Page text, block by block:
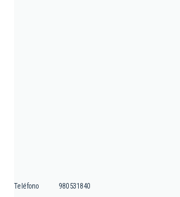
Teléfono 980531840